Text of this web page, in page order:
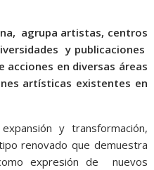
agrupa artistas, centros
y publicaciones
acciones en diversas áreas
artísticas existentes en
y transformación,
renovado que demuestra
expresión de nuevos